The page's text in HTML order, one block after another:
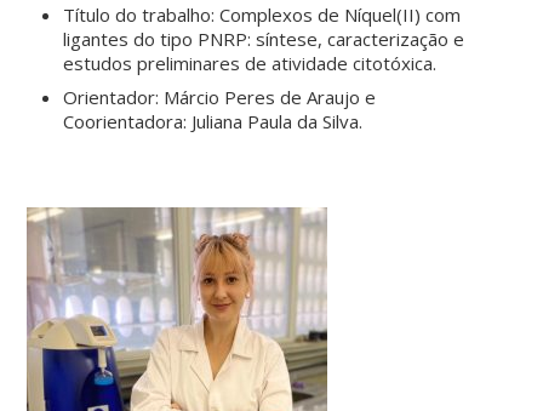
Título do trabalho: Complexos de Níquel(II) com
ligantes do tipo PNRP: síntese, caracterização e
estudos preliminares de atividade citotóxica.
Orientador: Márcio Peres de Araujo e
Coorientadora: Juliana Paula da Silva.